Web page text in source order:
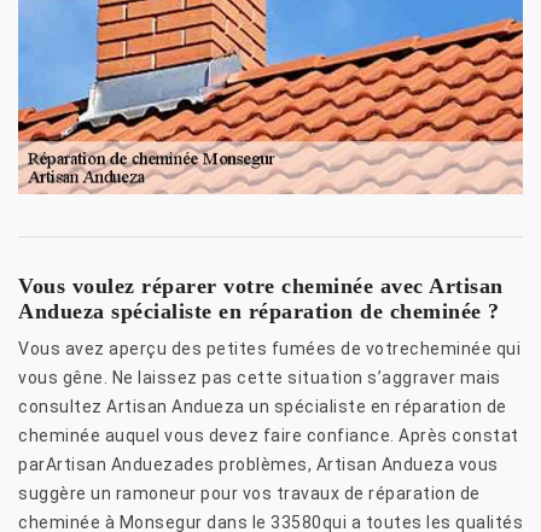
Vous voulez réparer votre cheminée avec Artisan
Andueza spécialiste en réparation de cheminée ?
Vous avez aperçu des petites fumées de votrecheminée qui
vous gêne. Ne laissez pas cette situation s’aggraver mais
consultez Artisan Andueza un spécialiste en réparation de
cheminée auquel vous devez faire confiance. Après constat
parArtisan Anduezades problèmes, Artisan Andueza vous
suggère un ramoneur pour vos travaux de réparation de
cheminée à Monsegur dans le 33580qui a toutes les qualités